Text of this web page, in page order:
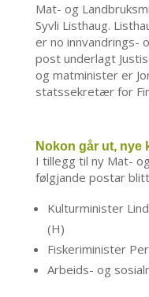
Mat- og
Syvli Listhaug.
er no innvandrings-
post underlagt
og matminister er
statssekretær for
Nokon går ut, nye
I tillegg til ny Mat-
følgjande postar
Kulturminister
(H)
Fiskeriminister
Arbeids- og